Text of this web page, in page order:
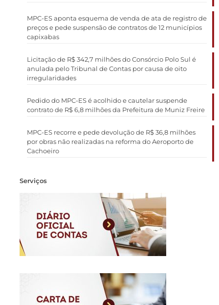
MPC-ES aponta esquema de venda de ata de registro de
preços e pede suspensão de contratos de 12 municípios
capixabas
Licitação de R$ 342,7 milhões do Consórcio Polo Sul é
anulada pelo Tribunal de Contas por causa de oito
irregularidades
Pedido do MPC-ES é acolhido e cautelar suspende
contrato de R$ 6,8 milhões da Prefeitura de Muniz Freire
MPC-ES recorre e pede devolução de R$ 36,8 milhões
por obras não realizadas na reforma do Aeroporto de
Cachoeiro
Serviços